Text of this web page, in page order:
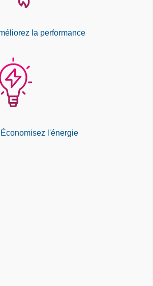
la performance
Économisez l'énergie